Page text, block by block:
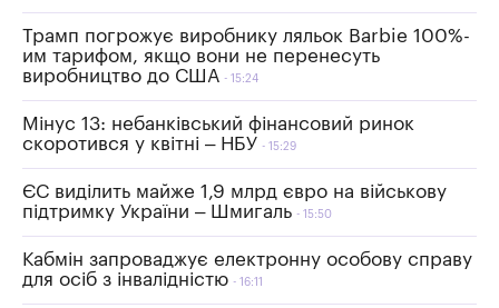
Трамп погрожує виробнику ляльок Barbie 100%-
им тарифом, якщо вони не перенесуть
виробництво до США
15:24
Мінус 13: небанківський фінансовий ринок
скоротився у квітні – НБУ
15:29
ЄС виділить майже 1,9 млрд євро на військову
підтримку України – Шмигаль
15:50
Кабмін запроваджує електронну особову справу
для осіб з інвалідністю
16:11